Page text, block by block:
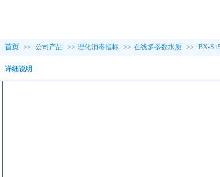
首页 >> 公司产品 >> 理化消毒指标 >> 在线多参数水质 >> BX-
详细说明